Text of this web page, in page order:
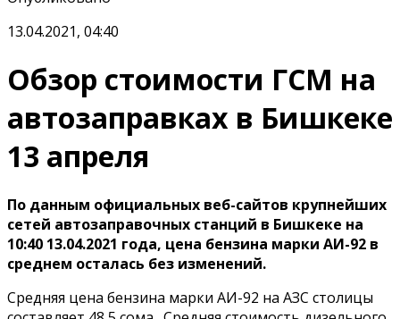
13.04.2021, 04:40
Обзор стоимости ГСМ на
автозаправках в Бишкеке
13 апреля
По данным официальных веб-сайтов крупнейших
сетей автозаправочных станций в Бишкеке на
10:40 13.04.2021 года, цена бензина марки АИ-92 в
среднем осталась без изменений.
Средняя цена бензина марки АИ-92 на АЗС столицы